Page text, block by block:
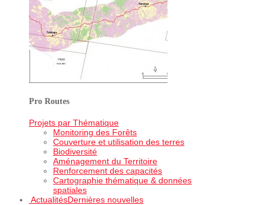
Pro Routes
Projets par Thématique
Monitoring des Forêts
Couverture et utilisation des terres
Biodiversité
Aménagement du Territoire
Renforcement des capacités
Cartographie thématique & données
spatiales
ActualitésDernières nouvelles